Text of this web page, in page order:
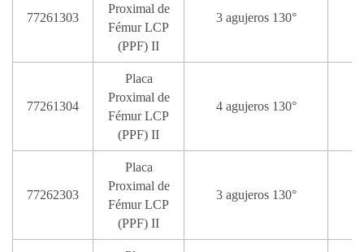
77261303
Proximal de
Fémur LCP
(PPF) II
3 agujeros 130°
77261304
Placa
Proximal de
Fémur LCP
(PPF) II
4 agujeros 130°
77262303
Placa
Proximal de
Fémur LCP
(PPF) II
3 agujeros 130°